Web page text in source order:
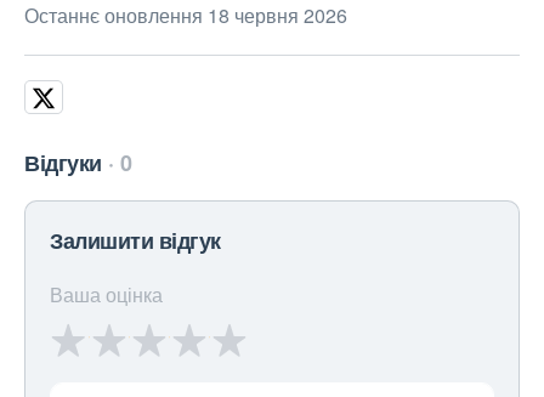
Останнє оновлення 18 червня 2026
Відгуки 0
Залишити відгук
Ваша оцінка